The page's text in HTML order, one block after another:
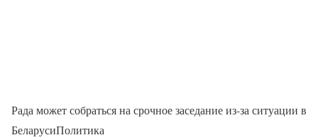
Рада может собраться на срочное заседание из-за ситуации в
БеларусиПолитика